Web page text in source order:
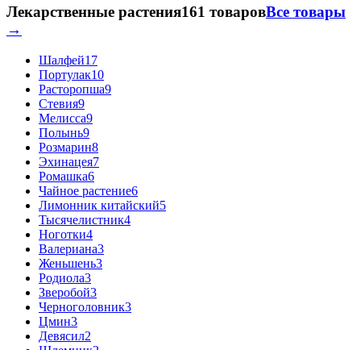
Лекарственные растения161 товаровВсе товары
→
Шалфей17
Портулак10
Расторопша9
Стевия9
Мелисса9
Полынь9
Розмарин8
Эхинацея7
Ромашка6
Чайное растение6
Лимонник китайский5
Тысячелистник4
Ноготки4
Валериана3
Женьшень3
Родиола3
Зверобой3
Черноголовник3
Цмин3
Девясил2